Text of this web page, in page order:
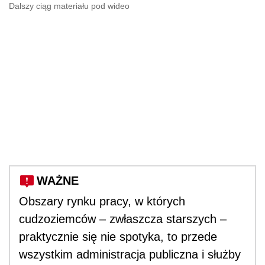
Dalszy ciąg materiału pod wideo
WAŻNE
Obszary rynku pracy, w których
cudzoziemców – zwłaszcza starszych –
praktycznie się nie spotyka, to przede
wszystkim administracja publiczna i służby